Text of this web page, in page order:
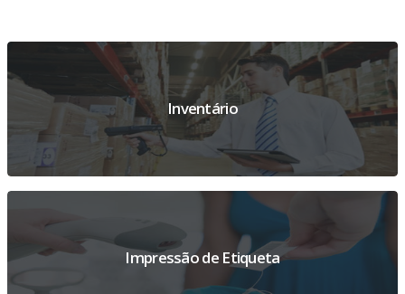
Inventário
Impressão de Etiqueta